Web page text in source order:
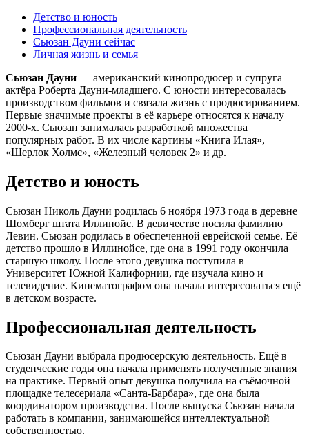
Детство и юность
Профессиональная деятельность
Сьюзан Дауни сейчас
Личная жизнь и семья
Сьюзан Дауни — американский кинопродюсер и супруга
актёра Роберта Дауни-младшего. С юности интересовалась
производством фильмов и связала жизнь с продюсированием.
Первые значимые проекты в её карьере относятся к началу
2000-х. Сьюзан занималась разработкой множества
популярных работ. В их числе картины «Книга Илая»,
«Шерлок Холмс», «Железный человек 2» и др.
Детство и юность
Сьюзан Николь Дауни родилась 6 ноября 1973 года в деревне
Шомберг штата Иллинойс. В девичестве носила фамилию
Левин. Сьюзан родилась в обеспеченной еврейской семье. Её
детство прошло в Иллинойсе, где она в 1991 году окончила
старшую школу. После этого девушка поступила в
Университет Южной Калифорнии, где изучала кино и
телевидение. Кинематографом она начала интересоваться ещё
в детском возрасте.
Профессиональная деятельность
Сьюзан Дауни выбрала продюсерскую деятельность. Ещё в
студенческие годы она начала применять полученные знания
на практике. Первый опыт девушка получила на съёмочной
площадке телесериала «Санта-Барбара», где она была
координатором производства. После выпуска Сьюзан начала
работать в компании, занимающейся интеллектуальной
собственностью.